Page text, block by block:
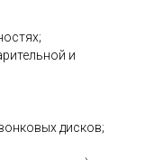
и
дисков;